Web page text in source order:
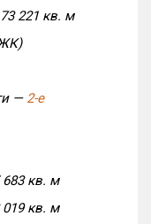
221 кв. м
— 2-е
кв. м
кв. м